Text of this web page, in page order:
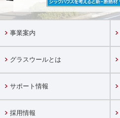
事業案内
グラスウールとは
サポート情報
採用情報